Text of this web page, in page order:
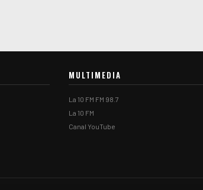
MULTIMEDIA
La 10 FM FM 98.7
La 10 FM
Canal YouTube